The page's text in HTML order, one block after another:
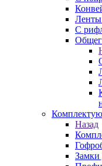
С
Назад
Замки